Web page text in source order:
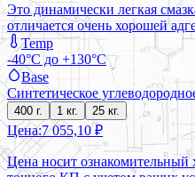
Это динамически легкая
отличается очень хорошей
Temp
-40°C до +130°C
Base
Синтетическое
400 г. 1 кг. 25 кг.
Цена:7 055,10 ₽
Цена носит ознакомительный